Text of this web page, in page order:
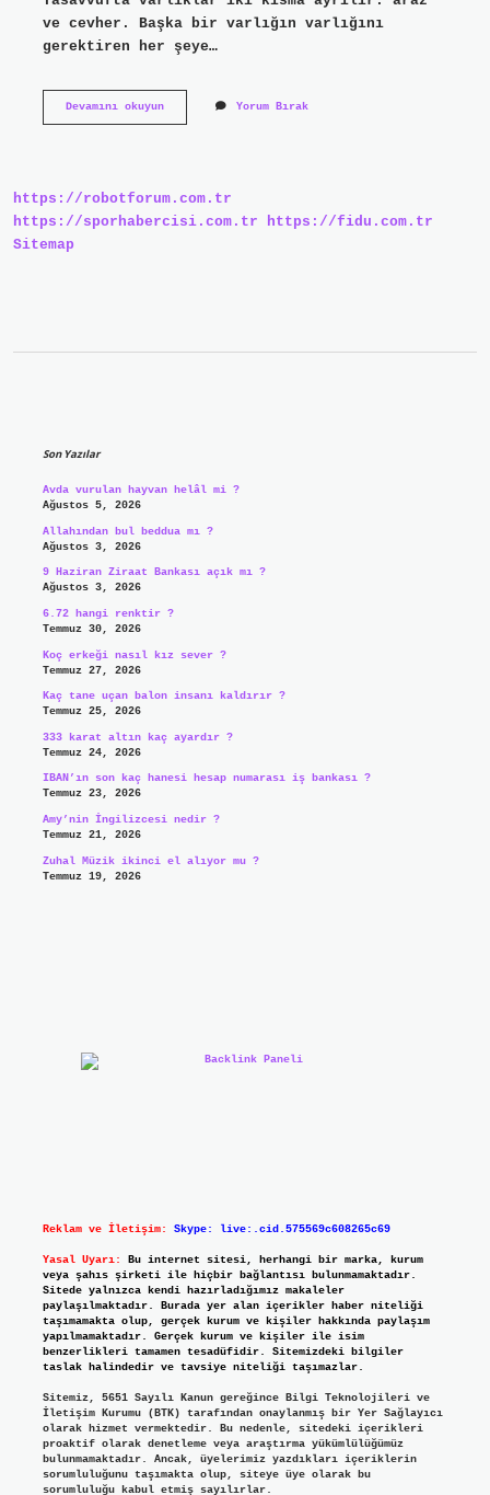
ve cevher. Başka bir varlığın varlığını
gerektiren her şeye…
Devamını okuyunAraz
Yorum Bırak
https://robotforum.com.tr
https://sporhabercisi.com.tr
https://fidu.com.tr
Sitemap
Son Yazılar
Avda vurulan hayvan helâl mi ?
Ağustos 5, 2026
Allahından bul beddua mı ?
Ağustos 3, 2026
9 Haziran Ziraat Bankası açık mı ?
Ağustos 3, 2026
6.72 hangi renktir ?
Temmuz 30, 2026
Koç erkeği nasıl kız sever ?
Temmuz 27, 2026
Kaç tane uçan balon insanı kaldırır ?
Temmuz 25, 2026
333 karat altın kaç ayardır ?
Temmuz 24, 2026
IBAN’ın son kaç hanesi hesap numarası iş bankası ?
Temmuz 23, 2026
Amy’nin İngilizcesi nedir ?
Temmuz 21, 2026
Zuhal Müzik ikinci el alıyor mu ?
Temmuz 19, 2026
Reklam ve İletişim: Skype: live:.cid.575569c608265c69
Yasal Uyarı:
Bu internet sitesi, herhangi bir marka, kurum
veya şahıs şirketi ile hiçbir bağlantısı bulunmamaktadır.
Sitede yalnızca kendi hazırladığımız makaleler
paylaşılmaktadır. Burada yer alan içerikler haber niteliği
taşımamakta olup, gerçek kurum ve kişiler hakkında paylaşım
yapılmamaktadır. Gerçek kurum ve kişiler ile isim
benzerlikleri tamamen tesadüfidir. Sitemizdeki bilgiler
taslak halindedir ve tavsiye niteliği taşımazlar.
Sitemiz, 5651 Sayılı Kanun gereğince Bilgi Teknolojileri ve
İletişim Kurumu (BTK) tarafından onaylanmış bir Yer Sağlayıcı
olarak hizmet vermektedir. Bu nedenle, sitedeki içerikleri
proaktif olarak denetleme veya araştırma yükümlülüğümüz
bulunmamaktadır. Ancak, üyelerimiz yazdıkları içeriklerin
sorumluluğunu taşımakta olup, siteye üye olarak bu
sorumluluğu kabul etmiş sayılırlar.